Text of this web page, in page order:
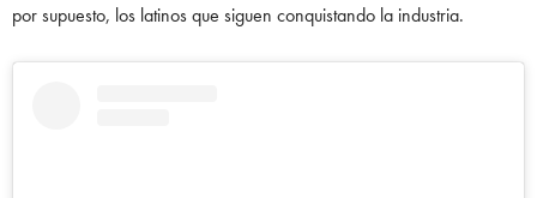
por supuesto, los latinos que siguen conquistando la industria.